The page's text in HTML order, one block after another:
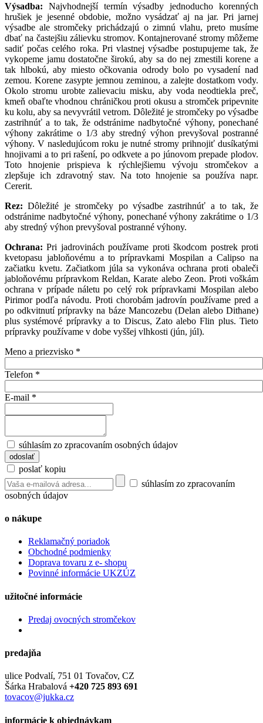
Výsadba: Najvhodnejší termín výsadby jednoducho korenných
hrušiek je jesenné obdobie, možno vysádzať aj na jar. Pri jarnej
výsadbe ale stromčeky prichádzajú o zimnú vlahu, preto musíme
dbať na častejšiu zálievku stromov. Kontajnerované stromy môžeme
sadiť počas celého roka. Pri vlastnej výsadbe postupujeme tak, že
vykopeme jamu dostatočne širokú, aby sa do nej zmestili korene a
tak hlbokú, aby miesto očkovania odrody bolo po vysadení nad
zemou. Korene zasypte jemnou zeminou, a zalejte dostatkom vody.
Okolo stromu urobte zalievaciu misku, aby voda neodtiekla preč,
kmeň obaľte vhodnou chráničkou proti okusu a stromček pripevnite
ku kolu, aby sa nevyvrátil vetrom. Dôležité je stromčeky po výsadbe
zastrihnúť a to tak, že odstránime nadbytočné výhony, ponechané
výhony zakrátime o 1/3 aby stredný výhon prevyšoval postranné
výhony. V nasledujúcom roku je nutné stromy prihnojiť dusíkatými
hnojivami a to pri rašení, po odkvete a po júnovom prepade plodov.
Toto hnojenie prispieva k rýchlejšiemu vývoju stromčekov a
zlepšuje ich zdravotný stav. Na toto hnojenie sa používa napr.
Cererit.
Rez: Dôležité je stromčeky po výsadbe zastrihnúť a to tak, že
odstránime nadbytočné výhony, ponechané výhony zakrátime o 1/3
aby stredný výhon prevyšoval postranné výhony.
Ochrana: Pri jadrovinách používame proti škodcom postrek proti
kvetopasu jabloňovému a to prípravkami Mospilan a Calipso na
začiatku kvetu. Začiatkom júla sa vykonáva ochrana proti obaleči
jabloňovému prípravkom Reldan, Karate alebo Zeon. Proti voškám
ochrana v prípade náletu po celý rok prípravkami Mospilan alebo
Pirimor podľa návodu. Proti chorobám jadrovín používame pred a
po odkvitnutí prípravky na báze Mancozebu (Delan alebo Dithane)
plus systémové prípravky a to Discus, Zato alebo Flin plus. Tieto
prípravky používame v dobe vyššej vlhkosti (jún, júl).
Meno a priezvisko *
Telefon *
E-mail *
súhlasím zo zpracovaním osobných údajov
poslať kopiu
súhlasím zo zpracovaním
osobných údajov
o nákupe
Reklamačný poriadok
Obchodné podmienky
Doprava tovaru z e- shopu
Povinné informácie UKZÚZ
užitočné informácie
Predaj ovocných stromčekov
predajňa
ulice Podvalí, 751 01 Tovačov, CZ
Šárka Hrabalová +420 725 893 691
tovacov@jukka.cz
informácie k objednávkam